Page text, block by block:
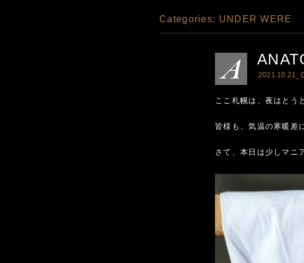
Categories: UNDER WERE
2021.10.21_
ここ札幌は、夜はとう
皆様も、気温の寒暖差
さて、本日は少しマニ